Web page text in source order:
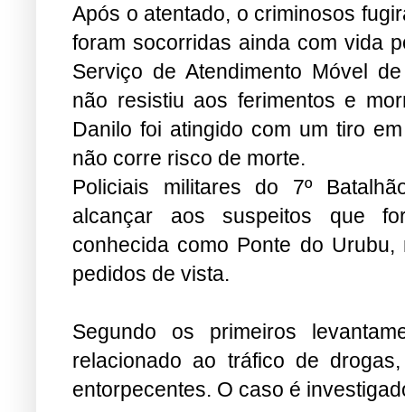
Após o atentado, o criminosos
foram socorridas ainda com vida
Serviço de Atendimento Móvel
não resistiu aos ferimentos e
Danilo foi atingido com um tiro
não corre risco de morte.
Policiais militares do 7º
alcançar aos suspeitos que
conhecida como Ponte do
pedidos de vista.
Segundo os primeiros
relacionado ao tráfico de
entorpecentes. O caso é